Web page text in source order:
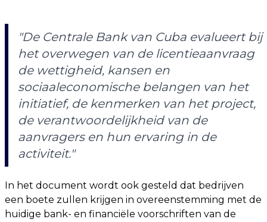
"De Centrale Bank van Cuba evalueert bij
het overwegen van de licentieaanvraag
de wettigheid, kansen en
sociaaleconomische belangen van het
initiatief, de kenmerken van het project,
de verantwoordelijkheid van de
aanvragers en hun ervaring in de
activiteit."
In het document wordt ook gesteld dat bedrijven
een boete zullen krijgen in overeenstemming met de
huidige bank- en financiële voorschriften van de